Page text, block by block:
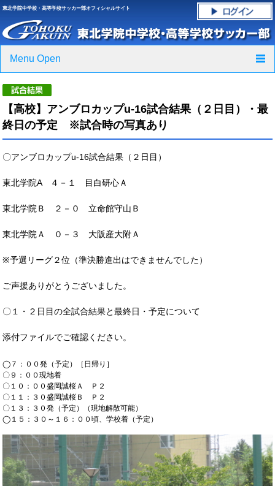
東北学院中学校・高等学校サッカー部オフィシャルサイト
Menu Open
ニュース
グラウンド・施設紹介
フォトギャラリー
応援グッズご案内
【高校】アンブロカップu-16試合結果（２日目）・最
終日の予定 ※試合時の写真あり
〇アンブロカップu-16試合結果（２日目）
東北学院A ４－１ 目白研心Ａ
東北学院Ｂ ２－０ 立命館守山Ｂ
東北学院Ａ ０－３ 大阪産大附Ａ
※予選リーグ２位（準決勝進出はできませんでした）
ご声援ありがとうございました。
〇１・２日目の全試合結果と最終日・予定について
添付ファイルでご確認ください。
◯７：００発（予定）［日帰り］
〇９：００現地着
〇１０：００盛岡誠桜Ａ Ｐ２
〇１１：３０盛岡誠桜Ｂ Ｐ２
〇１３：３０発（予定）（現地解散可能）
◯１５：３０～１６：００頃、学校着（予定）